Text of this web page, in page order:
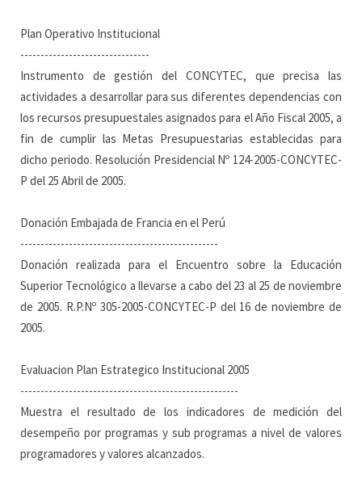
Plan Operativo Institucional
--------------------------------
Instrumento de gestión del CONCYTEC, que precisa las
actividades a desarrollar para sus diferentes dependencias con
los recursos presupuestales asignados para el Año Fiscal 2005, a
fin de cumplir las Metas Presupuestarias establecidas para
dicho periodo. Resolución Presidencial Nº 124-2005-CONCYTEC-
P del 25 Abril de 2005.
Donación Embajada de Francia en el Perú
-------------------------------------------------
Donación realizada para el Encuentro sobre la Educación
Superior Tecnológico a llevarse a cabo del 23 al 25 de noviembre
de 2005. R.P.Nº 305-2005-CONCYTEC-P del 16 de noviembre de
2005.
Evaluacion Plan Estrategico Institucional 2005
------------------------------------------------------
Muestra el resultado de los indicadores de medición del
desempeño por programas y sub programas a nivel de valores
programadores y valores alcanzados.